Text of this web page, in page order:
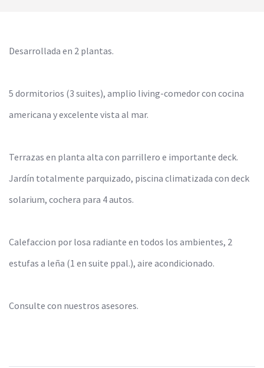
Desarrollada en 2 plantas.
5 dormitorios (3 suites), amplio living-comedor con cocina
americana y excelente vista al mar.
Terrazas en planta alta con parrillero e importante deck.
Jardín totalmente parquizado, piscina climatizada con deck
solarium, cochera para 4 autos.
Calefaccion por losa radiante en todos los ambientes, 2
estufas a leña (1 en suite ppal.), aire acondicionado.
Consulte con nuestros asesores.